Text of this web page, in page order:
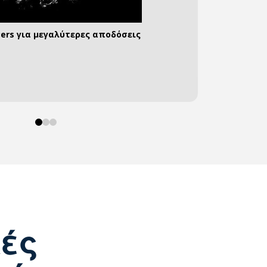
για μεγαλύτερες αποδόσεις
0 1 2